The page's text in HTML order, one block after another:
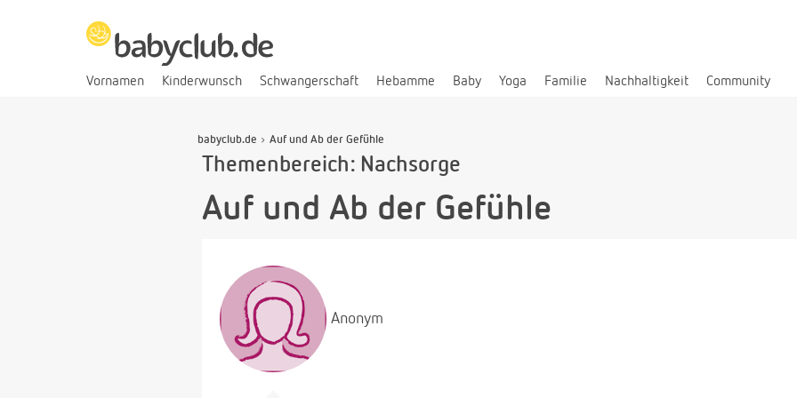
Vornamen Kinderwunsch Schwangerschaft Hebamme Baby Yoga Familie Nachhaltigkeit Community
babyclub.de Auf und Ab der Gefühle
Themenbereich: Nachsorge
Auf und Ab der Gefühle
Anonym